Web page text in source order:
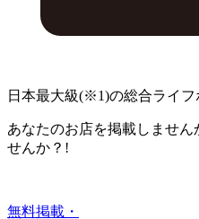
日本最大級(※1)の総合ライフ
あなたのお店を掲載しません
せんか？!
無料掲載・